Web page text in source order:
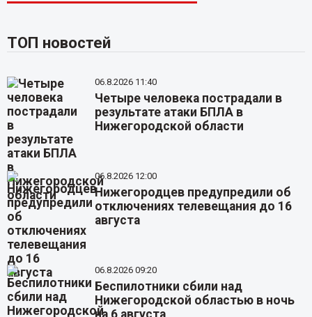
ТОП новостей
06.8.2026 11:40
Четыре человека пострадали в
результате атаки БПЛА в
Нижегородской области
06.8.2026 12:00
Нижегородцев предупредили об
отключениях телевещания до 16
августа
06.8.2026 09:20
Беспилотники сбили над
Нижегородской областью в ночь